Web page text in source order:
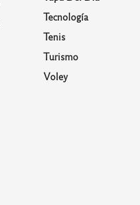
Tecnología
Tenis
Turismo
Voley